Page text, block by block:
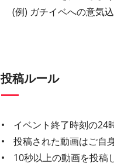
(例) ガチイベへの意気
投稿ルール
イベント終了時刻の24
投稿された動画はご自
10秒以上の動画を投稿